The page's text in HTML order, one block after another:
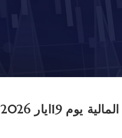
19ايار 2026